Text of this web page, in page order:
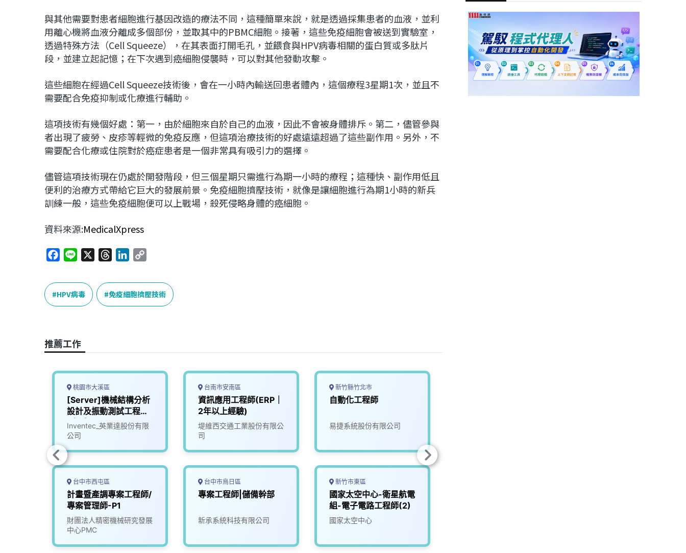
與其他需要對患者細胞進行基因改造的療法不同，這種簡單來說，就是透過採集患者的血液，並利
用離心機將血液分離成多個部份，並取其中的PBMC細胞。接著，這些免疫細胞會被送到實驗室，
透過特殊方法（Cell Squeeze），在其表面打開毛孔，並餵食與HPV病毒相關的蛋白質或多肽片
段，並建立起記憶；在下次遇到癌細胞侵襲時，可以對其他發動攻擊。
這些細胞在經過Cell Squeeze技術後，會在一小時內輸送回患者體內，這個療程3星期1次，並且不
需要配合免疫抑制或化療進行輔助。
這項技術有幾個好處：第一，由於細胞來自於自己的血液，因此不會被身體排斥。第二，儘管參與
者出現了疲勞、皮疹等輕微的免疫反應，但這項治療技術的好處遠遠超過了這些副作用。另外，不
需要配合化療或住院對於癌症患者是一個非常具有吸引力的選擇。
儘管這項技術現在仍處於開發階段，但三個星期只需進行為期一小時的療程；這種快、副作用低且
便利的治療方式帶給它巨大的發展前景。免疫細胞擠壓技術，就像是讓細胞進行為期1小時的新兵
訓練一般，這些免疫細胞便可以上戰場，殺死侵略身體的癌細胞。
資料來源:MedicalXpress
c
e
b
k
n
e
r
e
a
n
k
e
p
y
L
HPV病毒 免疫細胞擠壓技術
推薦工作
桃園市大溪區
[Server]機械結構分析
設計及振動測試工程師
(大溪)
Inventec_英業達股份有限
公司
台中市西屯區
計畫暨產調專案工程師/
專案管理師-P1
財團法人精密機械研究發展
中心PMC
台南市安南區
資訊應用工程師(ERP｜
2年以上經驗)
堤維西交通工業股份有限公
司
台中市烏日區
專案工程師|儲備幹部
新承系統科技有限公司
新竹縣竹北市
自動化工程師
易捷系統股份有限公司
新竹市東區
國家太空中心-衛星航電
組-電子電路工程師(2)
國家太空中心